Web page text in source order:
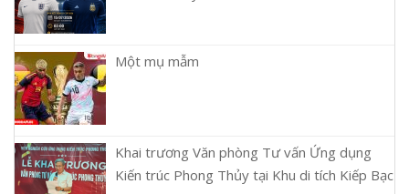
Một mụ mẫm
Khai trương Văn phòng Tư vấn Ứng dụng
Kiến trúc Phong Thủy tại Khu di tích Kiếp Bạc